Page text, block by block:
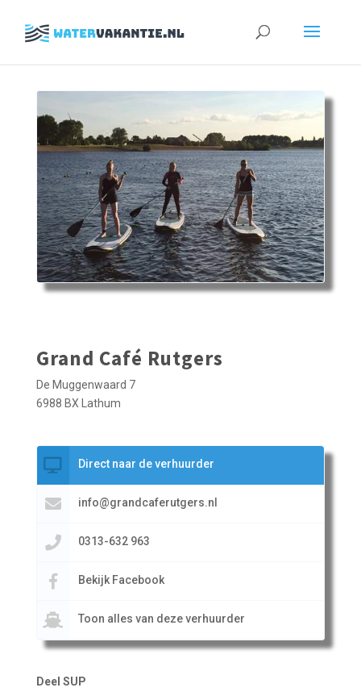
Zoeken
Grand Café Rutgers
De Muggenwaard 7
6988 BX Lathum
Direct naar de verhuurder
info@grandcaferutgers.nl
0313-632 963
Bekijk Facebook
Toon alles van deze verhuurder
Deel SUP